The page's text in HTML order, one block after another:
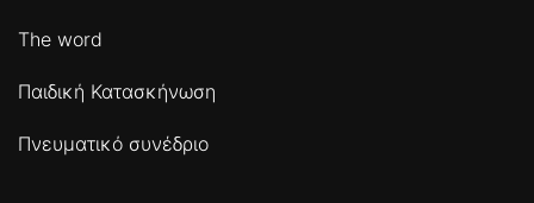
The word
Παιδική Κατασκήνωση
Πνευματικό συνέδριο